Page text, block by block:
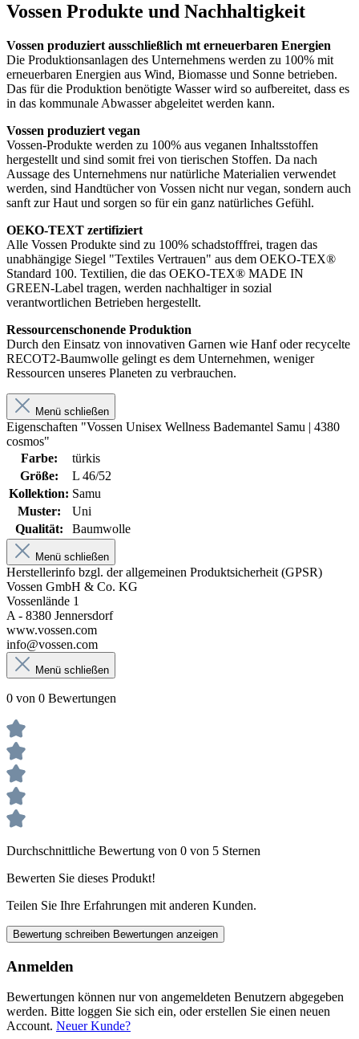
Vossen Produkte und Nachhaltigkeit
Vossen produziert ausschließlich mt erneuerbaren Energien
Die Produktionsanlagen des Unternehmens werden zu 100% mit
erneuerbaren Energien aus Wind, Biomasse und Sonne betrieben.
Das für die Produktion benötigte Wasser wird so aufbereitet, dass es
in das kommunale Abwasser abgeleitet werden kann.
Vossen produziert vegan
Vossen-Produkte werden zu 100% aus veganen Inhaltsstoffen
hergestellt und sind somit frei von tierischen Stoffen. Da nach
Aussage des Unternehmens nur natürliche Materialien verwendet
werden, sind Handtücher von Vossen nicht nur vegan, sondern auch
sanft zur Haut und sorgen so für ein ganz natürliches Gefühl.
OEKO-TEXT zertifiziert
Alle Vossen Produkte sind zu 100% schadstofffrei, tragen das
unabhängige Siegel "Textiles Vertrauen" aus dem OEKO-TEX®
Standard 100. Textilien, die das OEKO-TEX® MADE IN
GREEN-Label tragen, werden nachhaltiger in sozial
verantwortlichen Betrieben hergestellt.
Ressourcenschonende Produktion
Durch den Einsatz von innovativen Garnen wie Hanf oder recycelte
RECOT2-Baumwolle gelingt es dem Unternehmen, weniger
Ressourcen unseres Planeten zu verbrauchen.
Menü schließen
Eigenschaften "Vossen Unisex Wellness Bademantel Samu | 4380
cosmos"
Farbe:
türkis
Größe:
L 46/52
Kollektion: Samu
Muster:
Uni
Qualität:
Baumwolle
Menü schließen
Herstellerinfo bzgl. der allgemeinen Produktsicherheit (GPSR)
Vossen GmbH & Co. KG
Vossenlände 1
A - 8380 Jennersdorf
www.vossen.com
info@vossen.com
Menü schließen
0 von 0 Bewertungen
Durchschnittliche Bewertung von 0 von 5 Sternen
Bewerten Sie dieses Produkt!
Teilen Sie Ihre Erfahrungen mit anderen Kunden.
Bewertung schreiben Bewertungen anzeigen
Anmelden
Bewertungen können nur von angemeldeten Benutzern abgegeben
werden. Bitte loggen Sie sich ein, oder erstellen Sie einen neuen
Account. Neuer Kunde?